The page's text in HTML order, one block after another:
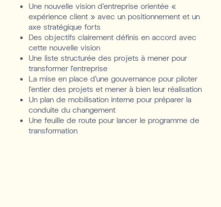
Une nouvelle vision d’entreprise orientée «
expérience client » avec un positionnement et un
axe stratégique forts
Des objectifs clairement définis en accord avec
cette nouvelle vision
Une liste structurée des projets à mener pour
transformer l’entreprise
La mise en place d’une gouvernance pour piloter
l’entier des projets et mener à bien leur réalisation
Un plan de mobilisation interne pour préparer la
conduite du changement
Une feuille de route pour lancer le programme de
transformation